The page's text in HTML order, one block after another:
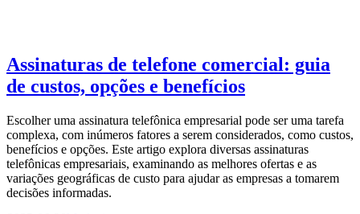
Assinaturas de telefone comercial: guia
de custos, opções e benefícios
Escolher uma assinatura telefônica empresarial pode ser uma tarefa
complexa, com inúmeros fatores a serem considerados, como custos,
benefícios e opções. Este artigo explora diversas assinaturas
telefônicas empresariais, examinando as melhores ofertas e as
variações geográficas de custo para ajudar as empresas a tomarem
decisões informadas.